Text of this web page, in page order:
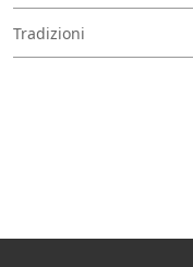
Tradizioni